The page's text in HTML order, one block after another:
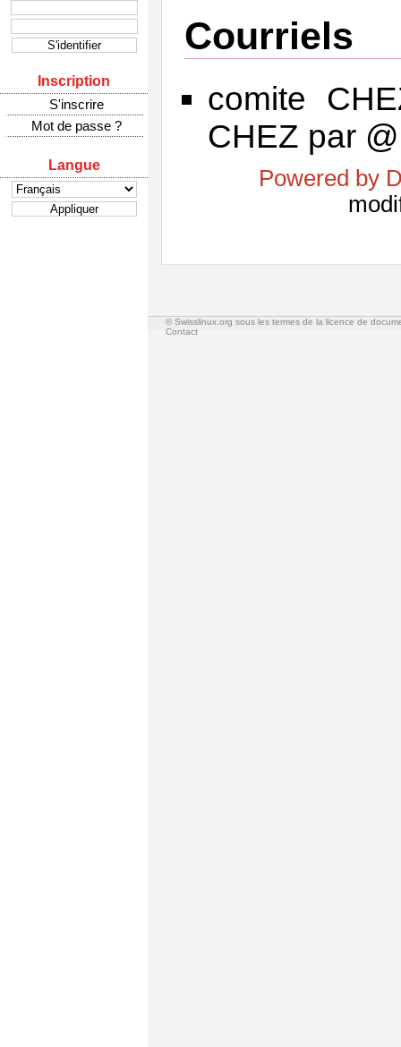
Inscription
S'inscrire
Mot de passe ?
Langue
Courriels
comite
CHEZ par
Powered by
© Swisslinux.org sous les termes de la licence de
Contact